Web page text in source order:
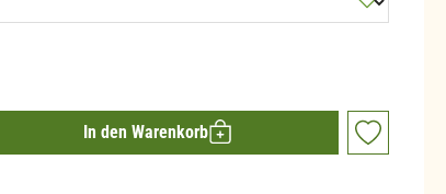
gewünschten Wert ein oder benutze
In den Warenkorb